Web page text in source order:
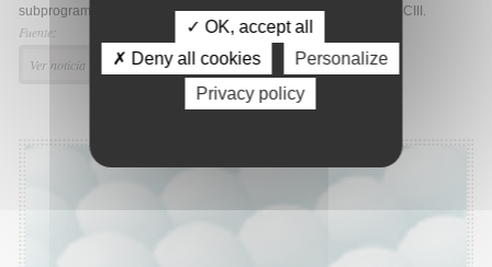
subprogramas de la Convocatoria de ayudas de AES2014 del ISCIII.
Fuente:
Ver noticia
✓ OK, accept all
✗ Deny all cookies
Personalize
Privacy policy